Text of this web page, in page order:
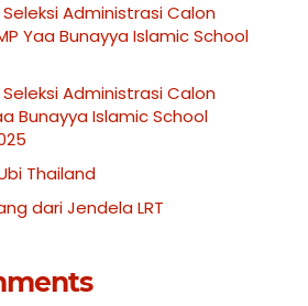
Administrasi Calon
Yaa Bunayya Islamic School
Administrasi Calon
Bunayya Islamic School
Thailand
dari Jendela LRT